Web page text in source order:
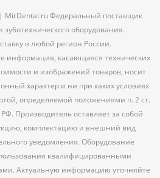
MirDental.ru Федеральный поставщик
зуботехнического оборудования.
в любой регион России.
информация, касающаяся технических
и изображений товаров, носит
характер и ни при каких условиях
определяемой положениями п. 2 ст.
Производитель оставляет за собой
комплектацию и внешний вид
уведомления. Оборудование
квалифицированными
Актуальную информацию уточняйте